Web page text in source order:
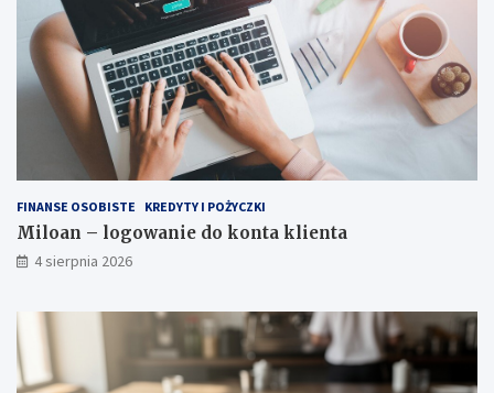
FINANSE OSOBISTE KREDYTY I POŻYCZKI
Miloan – logowanie do konta klienta
4 sierpnia 2026